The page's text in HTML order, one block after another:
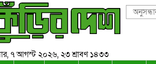
৭ আগস্ট ২০২৬, ২৩ শ্রাবণ ১৪৩৩